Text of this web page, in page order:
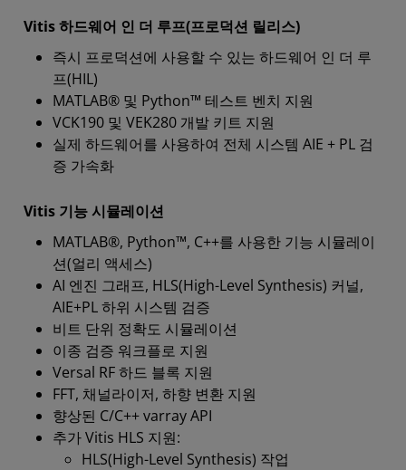
Vitis 하드웨어 인 더 루프(프로덕션 릴리스)
즉시 프로덕션에 사용할 수 있는 하드웨어 인 더 루
프(HIL)
MATLAB® 및 Python™ 테스트 벤치 지원
VCK190 및 VEK280 개발 키트 지원
실제 하드웨어를 사용하여 전체 시스템 AIE + PL 검
증 가속화
Vitis 기능 시뮬레이션
MATLAB®, Python™, C++를 사용한 기능 시뮬레이
션(얼리 액세스)
AI 엔진 그래프, HLS(High-Level Synthesis) 커널,
AIE+PL 하위 시스템 검증
비트 단위 정확도 시뮬레이션
이종 검증 워크플로 지원
Versal RF 하드 블록 지원
FFT, 채널라이저, 하향 변환 지원
향상된 C/C++ varray API
추가 Vitis HLS 지원:
HLS(High-Level Synthesis) 작업